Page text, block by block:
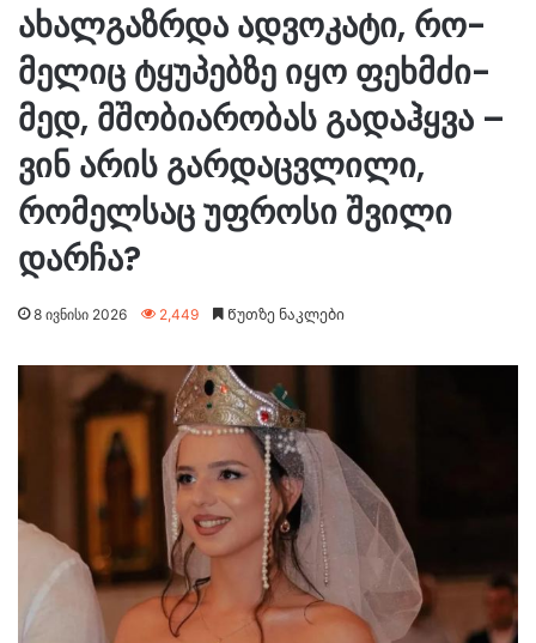
ახალგაზრდა ად­ვო­კა­ტი, რო­
მე­ლიც ტყუ­პებ­ზე იყო ფეხ­მძი­
მედ, მშო­ბი­ა­რო­ბას გა­დაჰ­ყვა –
ვინ არის გარდაცვლილი,
რომელსაც უფროსი შვილი
დარჩა?
8 ივნისი 2026 2,449 Წუთზე ნაკლები